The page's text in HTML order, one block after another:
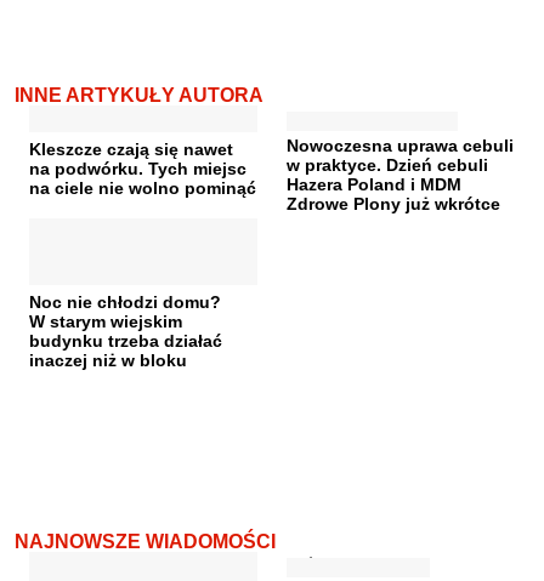
INNE ARTYKUŁY AUTORA
Kleszcze czają się nawet
na podwórku. Tych miejsc
na ciele nie wolno pominąć
Nowoczesna uprawa cebuli
w praktyce. Dzień cebuli
Hazera Poland i MDM
Zdrowe Plony już wkrótce
Noc nie chłodzi domu?
W starym wiejskim
budynku trzeba działać
inaczej niż w bloku
NAJNOWSZE WIADOMOŚCI